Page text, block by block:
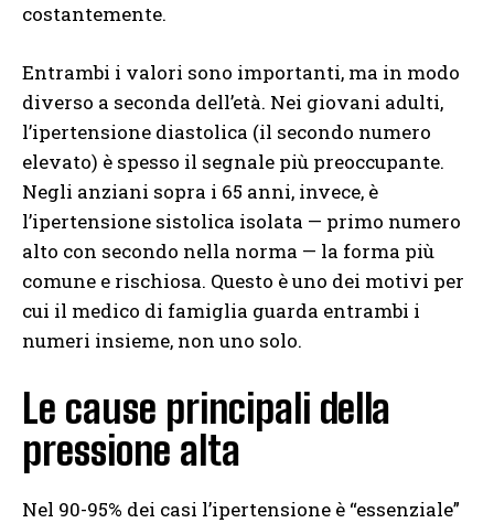
costantemente.
Entrambi i valori sono importanti, ma in modo
diverso a seconda dell’età. Nei giovani adulti,
l’ipertensione diastolica (il secondo numero
elevato) è spesso il segnale più preoccupante.
Negli anziani sopra i 65 anni, invece, è
l’ipertensione sistolica isolata — primo numero
alto con secondo nella norma — la forma più
comune e rischiosa. Questo è uno dei motivi per
cui il medico di famiglia guarda entrambi i
numeri insieme, non uno solo.
Le cause principali della
pressione alta
Nel 90-95% dei casi l’ipertensione è “essenziale”